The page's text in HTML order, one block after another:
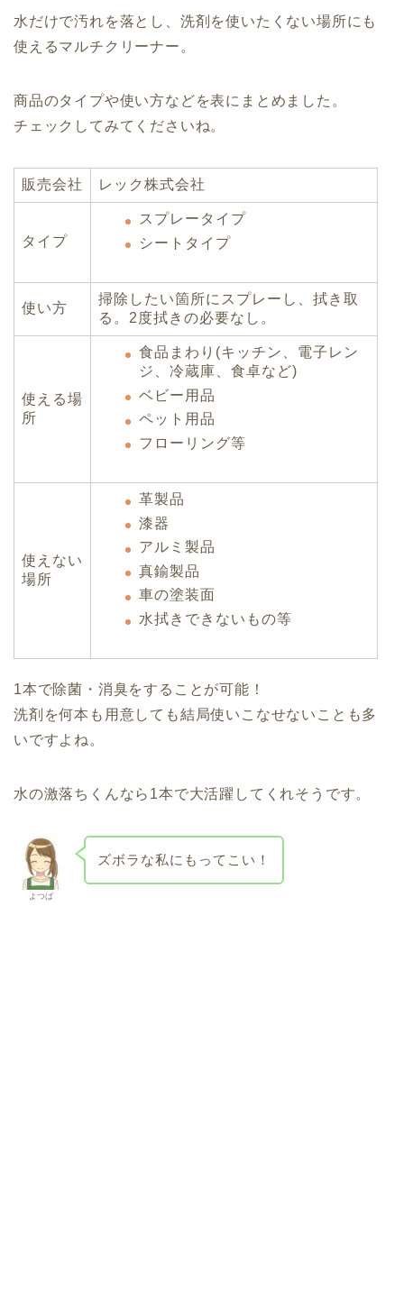
水だけで汚れを落とし、洗剤を使いたくない場所にも
使えるマルチクリーナー。
商品のタイプや使い方などを表にまとめました。
チェックしてみてくださいね。
販売会社 レック株式会社
タイプ
スプレータイプ
シートタイプ
使い方
掃除したい箇所にスプレーし、拭き取
る。2度拭きの必要なし。
使える場
所
食品まわり(キッチン、電子レン
ジ、冷蔵庫、食卓など)
ベビー用品
ペット用品
フローリング等
使えない
場所
革製品
漆器
アルミ製品
真鍮製品
車の塗装面
水拭きできないもの等
1本で除菌・消臭をすることが可能！
洗剤を何本も用意しても結局使いこなせないことも多
いですよね。
水の激落ちくんなら1本で大活躍してくれそうです。
よつば
ズボラな私にもってこい！